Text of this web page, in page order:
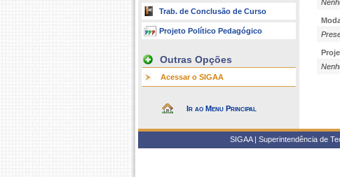
Trab. de Conclusão de Curso
Projeto Político Pedagógico
Outras Opções
Acessar o SIGAA
Ir ao Menu Principal
SIGAA | Superintendência de